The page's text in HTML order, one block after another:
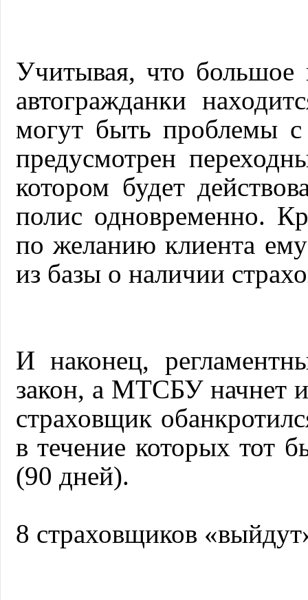
Учитывая, что большое
автогражданки
могут быть проблемы с
предусмотрен
котором будет
полис одновременно.
по желанию клиента ему
из базы о наличии
И наконец,
закон, а МТСБУ начнет
страховщик
в течение которых тот
(90 дней).
8 страховщиков